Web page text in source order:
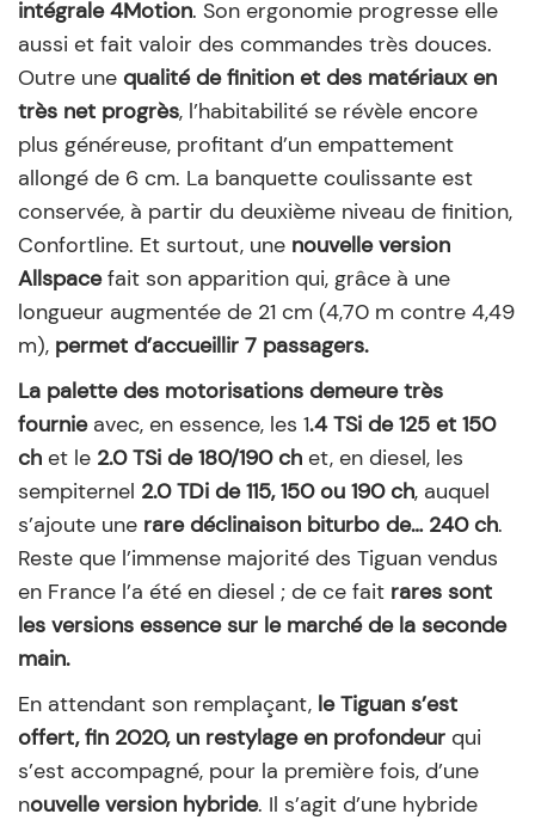
intégrale 4Motion. Son ergonomie progresse elle
aussi et fait valoir des commandes très douces.
Outre une qualité de finition et des matériaux en
très net progrès, l’habitabilité se révèle encore
plus généreuse, profitant d’un empattement
allongé de 6 cm. La banquette coulissante est
conservée, à partir du deuxième niveau de finition,
Confortline. Et surtout, une nouvelle version
Allspacefait son apparition qui, grâce à une
longueur augmentée de 21 cm (4,70 m contre 4,49
m), permet d’accueillir 7 passagers.
La palette des motorisations demeure très
fournieavec, en essence, les 1.4 TSi de 125 et 150
ch et le 2.0 TSi de 180/190 ch et, en diesel, les
sempiternel 2.0 TDi de 115, 150 ou 190 ch, auquel
s’ajoute une rare déclinaison biturbo de… 240 ch.
Reste que l’immense majorité des Tiguan vendus
en France l’a été en diesel ; de ce fait rares sont
les versions essence sur le marché de la seconde
main.
En attendant son remplaçant, le Tiguan s’est
offert, fin 2020, un restylage en profondeur qui
s’est accompagné, pour la première fois, d’une
nouvelle version hybride. Il s’agit d’une hybride